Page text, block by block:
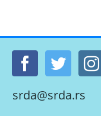
srda@srda.rs